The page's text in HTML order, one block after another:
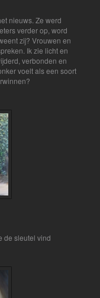
nieuws. Ze werd
verder op, word
zij? Vrouwen en
Ik zie licht en
verbonden en
voelt als een soort
de sleutel vind